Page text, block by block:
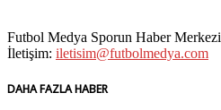
Futbol Medya Sporun Haber Merkezi
İletişim: iletisim@futbolmedya.com
DAHA FAZLA HABER